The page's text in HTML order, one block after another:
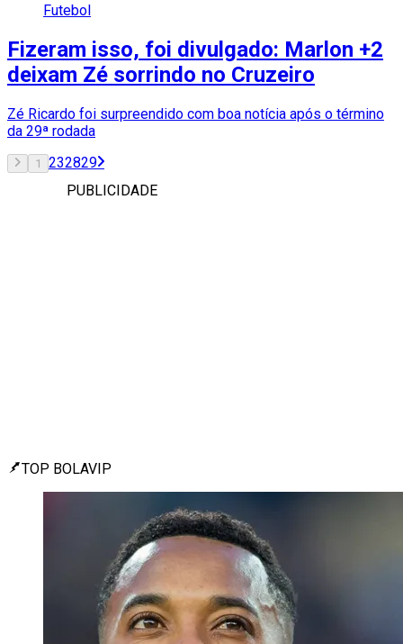
Futebol
Fizeram isso, foi divulgado: Marlon +2
deixam Zé sorrindo no Cruzeiro
Zé Ricardo foi surpreendido com boa notícia após o término
da 29ª rodada
1 232829
PUBLICIDADE
TOP BOLAVIP